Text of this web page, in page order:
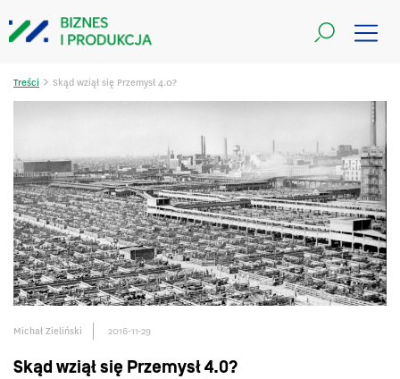
Treści > Skąd wziął się Przemysł 4.0?
Michał Zieliński 2016-11-29
Skąd wziął się Przemysł 4.0?